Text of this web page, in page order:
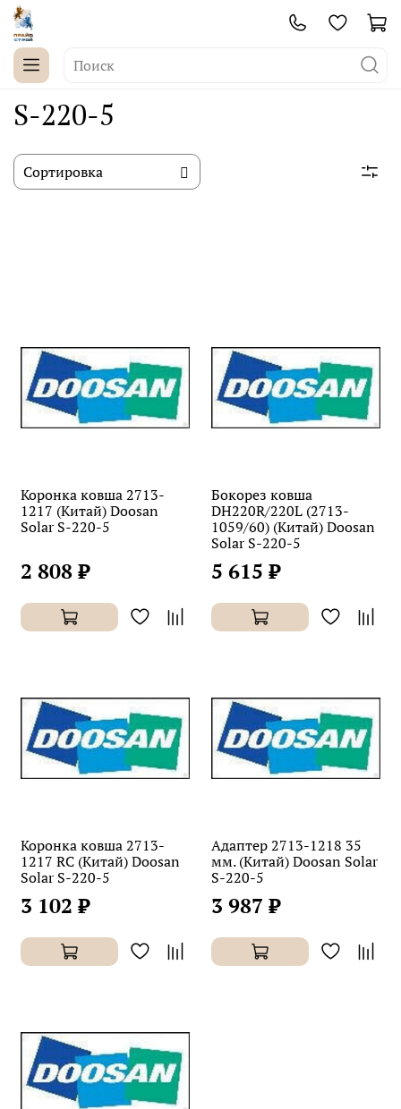
S-220-5
Коронка ковша 2713-
1217 (Китай) Doosan
Solar S-220-5
2 808 ₽
Бокорез ковша
DH220R/220L (2713-
1059/60) (Китай) Doosan
Solar S-220-5
5 615 ₽
Коронка ковша 2713-
1217 RC (Китай) Doosan
Solar S-220-5
3 102 ₽
Адаптер 2713-1218 35
мм. (Китай) Doosan Solar
S-220-5
3 987 ₽